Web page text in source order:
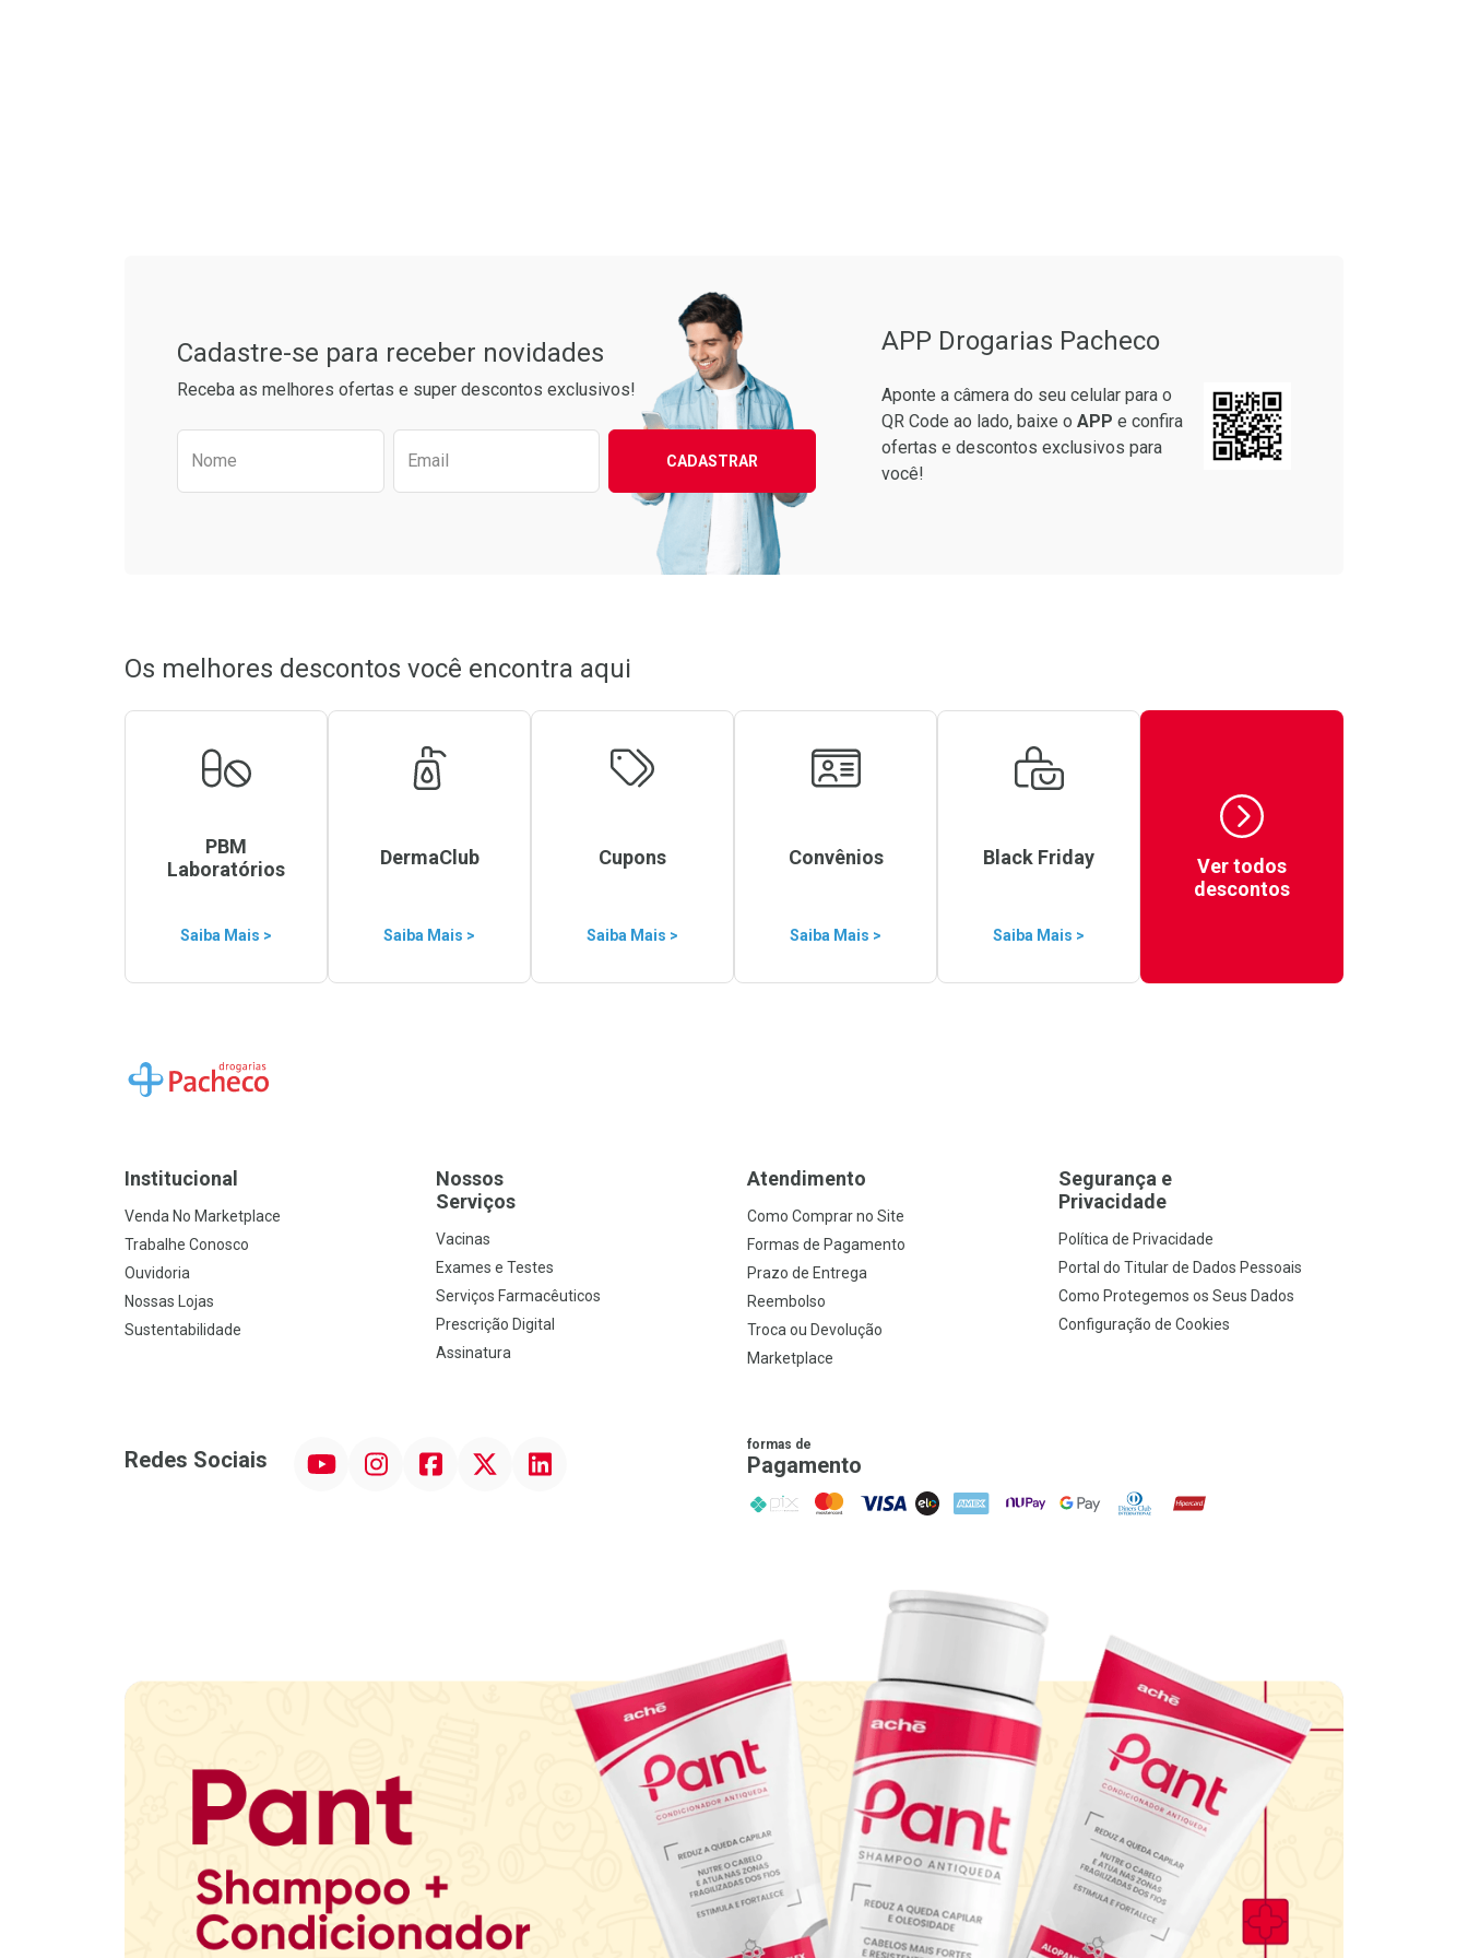
Cadastre-se para receber novidades
Receba as melhores ofertas e super descontos exclusivos!
Preencha o formulário abaixo para receber as melhores ofertas:
Nome Email CADASTRAR
APP Drogarias Pacheco
Aponte a câmera do seu celular para o
QR Code ao lado, baixe o APP e confira
ofertas e descontos exclusivos para
você!
Os melhores descontos você encontra aqui
PBM
Laboratórios
Saiba Mais >
DermaClub
Saiba Mais >
Cupons
Saiba Mais >
Convênios
Saiba Mais >
Black Friday
Saiba Mais >
Ver todos
descontos
Ir para a Home
Institucional
Venda No Marketplace
Trabalhe Conosco
Ouvidoria
Nossas Lojas
Sustentabilidade
Nossos
Serviços
Vacinas
Exames e Testes
Serviços Farmacêuticos
Prescrição Digital
Assinatura
Atendimento
Como Comprar no Site
Formas de Pagamento
Prazo de Entrega
Reembolso
Troca ou Devolução
Marketplace
Segurança e
Privacidade
Política de Privacidade
Portal do Titular de Dados Pessoais
Como Protegemos os Seus Dados
Configuração de Cookies
Redes Sociais InstagramFacebookTwitter Linkedin formas de
Pagamento
PIX MasterCard
VISA ELO AMEX NuPay Google PayDiners ClubHipercard